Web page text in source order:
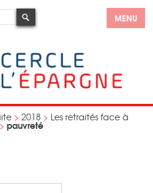
MENU
> 2018 > Les retraités face à
> pauvreté